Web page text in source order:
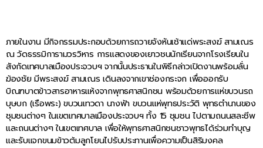
ภายในงาน มีกิจกรรมประกอบด้วยการถวายจังหันเช้าแด่พระสงฆ์ สามเณร
ณ วัดธรรมิการามวรวิหาร การแสดงของเยาวชนนักเรียนจากโรงเรียนใน
สังกัดเทศบาลเมืองประจวบฯ จากนั้นประธานในพิธีกล่าวเปิดงานพร้อมลั่น
ฆ้องชัย มีพระสงฆ์ สามเณร เดินลงจากเขาช่องกระจก เพื่อออกรับ
บิณฑบาตข้าวสารอาหารแห้งจากพุทธศาสนิกชน พร้อมด้วยการแห่ขบวนรถ
บุษบก (เรือพระ) ขบวนเทวดา นางฟ้า ขบวนแห่พุทธประวัติ พุทธตํานานของ
ชุมชนต่างๆ ในเขตเทศบาลเมืองประจวบฯ ทั้ง 15 ชุมชน ไปตามถนนสละชีพ
และถนนต่างๆ ในเขตเทศบาล เพื่อให้พุทธศาสนิกชนชาวพุทธได้ร่วมทำบุญ
และรับแจกขนมข้าวต้มลูกโยนไปรับประทานเพื่อความเป็นสิริมงคล